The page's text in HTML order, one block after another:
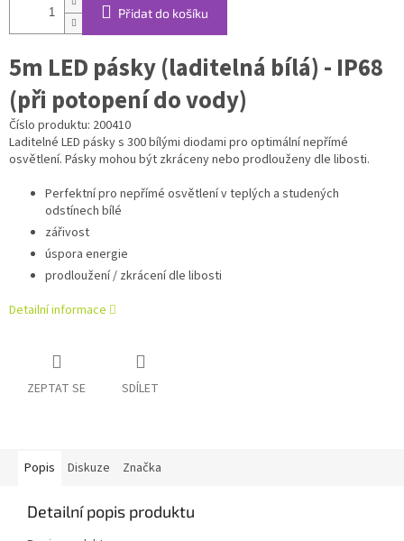
Přidat do košíku
5m LED pásky (laditelná bílá) - IP68
(při potopení do vody)
Číslo produktu: 200410
Laditelné LED pásky s 300 bílými diodami pro optimální nepřímé
osvětlení. Pásky mohou být zkráceny nebo prodlouženy dle libosti.
Perfektní pro nepřímé osvětlení v teplých a studených
odstínech bílé
zářivost
úspora energie
prodloužení / zkrácení dle libosti
Detailní informace
ZEPTAT SE SDÍLET
Popis Diskuze Značka
Detailní popis produktu